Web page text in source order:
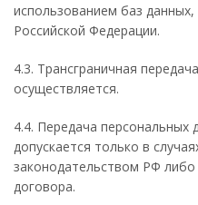
использованием баз
Российской Федерации.
4.3. Трансграничная
осуществляется.
4.4. Передача персональных
допускается только в
законодательством РФ
договора.